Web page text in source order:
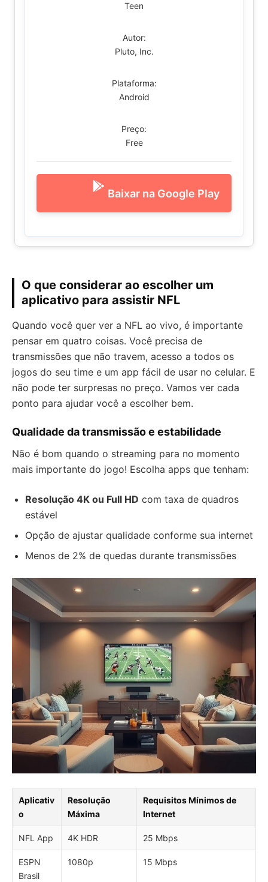
Teen
Autor:
Pluto, Inc.
Plataforma:
Android
Preço:
Free
Baixar na Google Play
O que considerar ao escolher um
aplicativo para assistir NFL
Quando você quer ver a NFL ao vivo, é importante
pensar em quatro coisas. Você precisa de
transmissões que não travem, acesso a todos os
jogos do seu time e um app fácil de usar no celular. E
não pode ter surpresas no preço. Vamos ver cada
ponto para ajudar você a escolher bem.
Qualidade da transmissão e estabilidade
Não é bom quando o streaming para no momento
mais importante do jogo! Escolha apps que tenham:
Resolução 4K ou Full HD com taxa de quadros
estável
Opção de ajustar qualidade conforme sua internet
Menos de 2% de quedas durante transmissões
Aplicativ
o
Resolução
Máxima
Requisitos Mínimos de
Internet
NFL App 4K HDR 25 Mbps
ESPN
Brasil
1080p 15 Mbps